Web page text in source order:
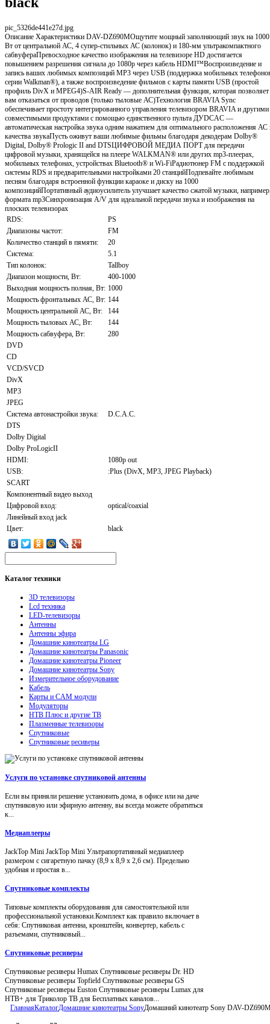
pic_5326de441e27d.jpg
Описание Характеристики DAV-DZ690MОщутите мощный заполняющий звук на 1000
Вт от центральной АС, 4 супер-стильных АС (колонок) и 180-мм ультракомпактного
сабвуфераПревосходное качество изображения на телевизоре HD достигается
повышением разрешения сигнала до 1080p через кабель HDMI™Воспроизведение и
запись ваших любимых композиций MP3 через USB (поддержка мобильных
серии Walkman®), а также воспроизведение фильмов с карты памяти USB (простой
профиль DivX и MPEG4)S-AIR Ready — дополнительная функция, которая позволяет
вам отказаться от проводов (только тыловые АС)Технология BRAVIA Sync
обеспечивает простоту интегрированного управления телевизором BRAVIA и другими
совместимыми продуктами с помощью единственного пульта ДУDCAC —
автоматическая настройка звука одним нажатием для оптимального расположения АС
качества звукаПусть оживут ваши любимые фильмы благодаря декодерам Dolby®
Digital, Dolby® Prologic II and DTSЦИФРОВОЙ МЕДИА ПОРТ для передачи
цифровой музыки, хранящейся на плеере WALKMAN® или других mp3-плеерах,
мобильных телефонах, устройствах Bluetooth® и Wi-FiРадиотюнер FM с поддержкой
системы RDS и предварительными настройками 20 станцийПодпевайте любимым
песням благодаря встроенной функции караоке и диску на 1000
композицийПортативный аудиоусилитель улучшает качество сжатой музыки,
формата mp3Синхронизация A/V для идеальной передачи звука и изображения на
плоских телевизорах
RDS:
PS
Диапазоны частот:
FM
Количество станций в пямяти:
20
Система:
5.1
Тип колонок:
Tallboy
Диапазон мощности, Вт:
400-1000
Выходная мощность полная, Вт: 1000
Мощность фронтальных АС, Вт: 144
Мощность центральной АС, Вт:
144
Мощность тыловых АС, Вт:
144
Мощность сабвуфера, Вт:
280
DVD
CD
VCD/SVCD
DivX
MP3
JPEG
Система автонастройки звука:
D.C.A.C.
DTS
Dolby Digital
Dolby ProLogicII
HDMI:
1080p out
USB:
:Plus (DivX, MP3, JPEG Playback)
SCART
Компонентный видео выход
Цифровой вход:
optical/coaxial
Линейный вход jack
Цвет:
black
Каталогтехники
3D телевизоры
Lcd техника
LED-телевизоры
Антенны
Антенны эфира
Домашние кинотеатры LG
Домашние кинотеатры Panasonic
Домашние кинотеатры Pioneer
Домашние кинотеатры Sony
Измерительное оборудование
Кабель
Карты и CAM модули
Модуляторы
НТВ Плюс и другие ТВ
Плазменные телевизоры
Спутниковые
Спутниковые ресиверы
Услуги по установке спутниковой антенны
Если вы приняли решение установить дома, в офисе или на даче
спутниковую или эфирную антенну, вы всегда можете обратиться
к...
Медиаплееры
JackTop Mini JackTop Mini Ультрапортативный медиаплеер
размером с сигаретную пачку (8,9 x 8,9 x 2,6 см). Предельно
удобная и простая в...
Спутниковые комплекты
Типовые комплекты оборудования для самостоятельной или
профессиональной установки.Комплект как правило включает в
себя: Спутниковая антенна, кронштейн, конвертер, кабель с
разъемами, спутниковый...
Спутниковые ресиверы
Спутниковые ресиверы Humax Спутниковые ресиверы Dr. HD
Спутниковые ресиверы Topfield Спутниковые ресиверы GS
Спутниковые ресиверы Euston Спутниковые ресиверы Lumax для
НТВ+ для Триколор ТВ для Бесплатных каналов...
ГлавнаяКаталогДомашние кинотеатры SonyДомашний кинотеатр Sony DAV-